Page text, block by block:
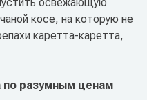
косе, на которую не
каретта-каретта,
по разумным ценам